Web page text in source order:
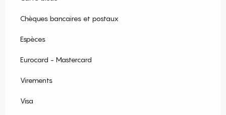
Chèques bancaires et postaux
Espèces
Eurocard - Mastercard
Virements
Visa